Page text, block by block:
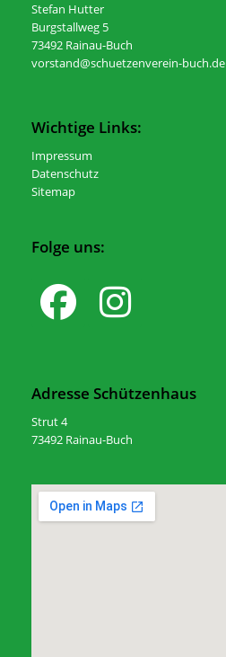
Stefan Hutter
Burgstallweg 5
73492 Rainau-Buch
vorstand@schuetzenverein-buch.de
Wichtige Links:
Impressum
Datenschutz
Sitemap
Folge uns:
Adresse Schützenhaus
Strut 4
73492 Rainau-Buch